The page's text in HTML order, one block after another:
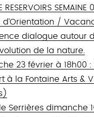
RESERVOIRS
d’Orientation /
dialogue autour
de la nature.
23 février à 18h00
à la Fontaine Arts &
Serrières dimanche